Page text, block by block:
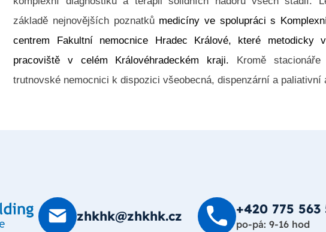
základě nejnovějších poznatků medicíny ve spolupráci s
centrem Fakultní nemocnice Hradec Králové, které metodicky
pracoviště v celém Královéhradeckém kraji. Kromě
trutnovské nemocnici k dispozici všeobecná, dispenzární a paliativní
zhkhk@zhkhk.cz +420 775 563
po-pá: 9-16 hod